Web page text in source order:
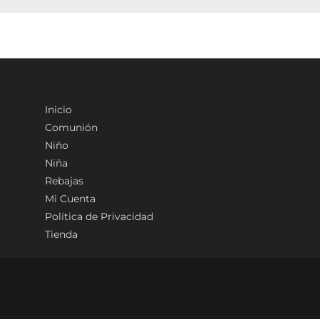
producto
producto
Inicio
Comunión
Niño
Niña
Rebajas
Mi Cuenta
Política de Privacidad
Tienda